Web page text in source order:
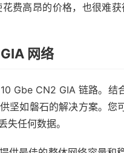
花费高昂的价格，也很难
网络
Gbe CN2 GIA 链路。结
坚如磐石的解决方案。您
失任何数据。